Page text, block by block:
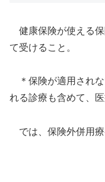
健康保険が使える
て受けること。
＊保険が適用されな
れる診療も含めて、
では、保険外併用療